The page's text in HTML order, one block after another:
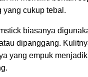
yang cukup tebal.
biasanya
dipanggang.
yang empuk